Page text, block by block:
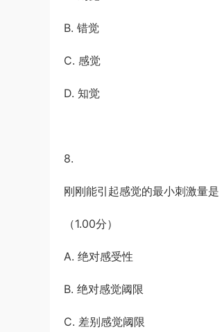
B. 错觉
C. 感觉
D. 知觉
8.
刚刚能引起感觉的最小刺激
（1.00分）
A. 绝对感受性
B. 绝对感觉阈限
C. 差别感觉阈限